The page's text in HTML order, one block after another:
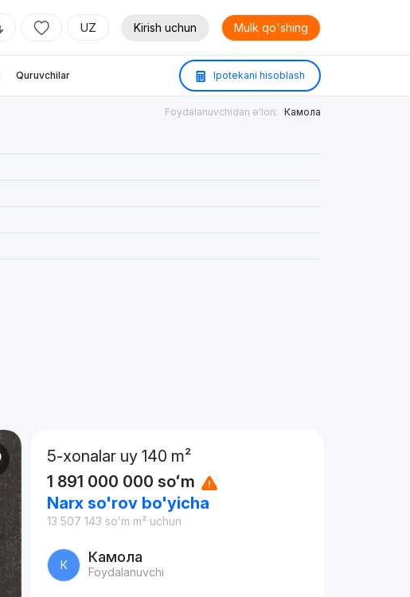
UZ Kirish uchun Mulk qo'shing
Quruvchilar Ipotekani hisoblash
Foydalanuvchidan e'lon: Камола
5-xonalar uy 140 m²
1 891 000 000 soʻm
Narx so'rov bo'yicha
13 507 143 soʻm m² uchun
К Камола
Foydalanuvchi